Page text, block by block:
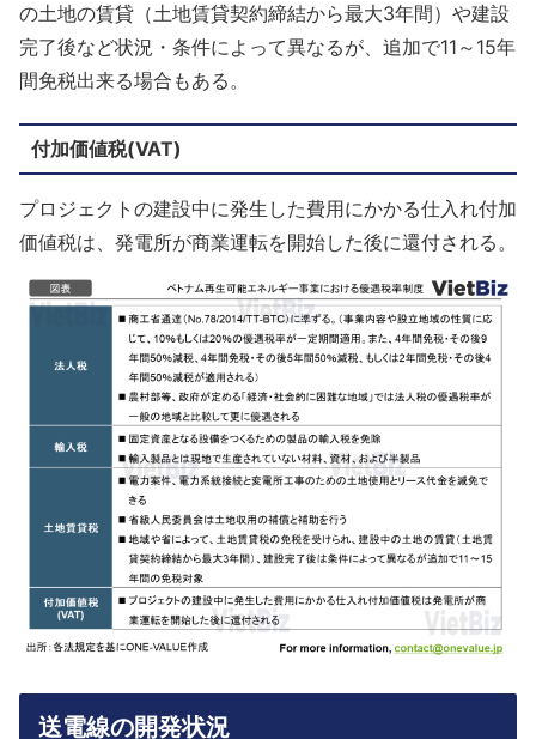
の土地の賃貸（土地賃貸契約締結から最大3年間）や建設
完了後など状況・条件によって異なるが、追加で11～15年
間免税出来る場合もある。
付加価値税(VAT)
プロジェクトの建設中に発生した費用にかかる仕入れ付加
価値税は、発電所が商業運転を開始した後に還付される。
送電線の開発状況